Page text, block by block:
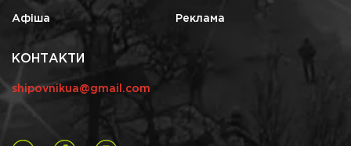
Афіша Реклама
КОНТАКТИ
shipovnikua@gmail.com